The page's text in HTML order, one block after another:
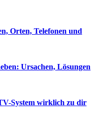
Orten, Telefonen und
Ursachen, Lösungen
System wirklich zu dir